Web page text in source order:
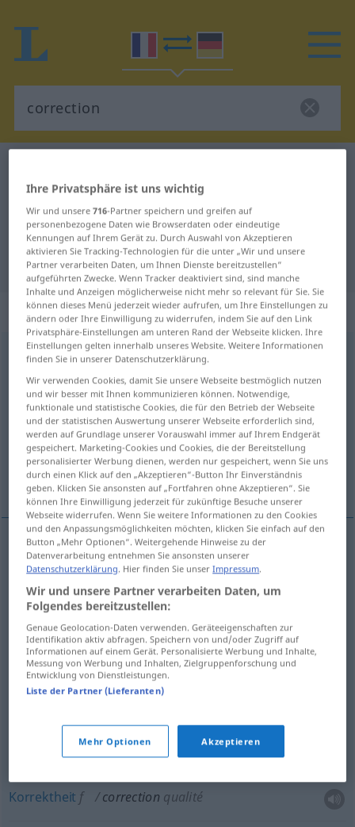
Französisch-Deutsch Übersetzung
für "correction"
"correction" Deutsch Übersetzung
„correction“: féminin
correction [kɔʀɛksjõ]f
Übersicht aller Übersetzungen
(Für mehr Details die Übersetzung anklicken/antippen)
Verbesserung, Korrektur
Tracht Prügel, Schläge Korrektheit
Verbesserungf correction
Korrekturf correction
TrachtfPrügel correction
Korrektheit f correction qualité
Ihre Privatsphäre ist uns wichtig
Wir und unsere716-Partner speichern und greifen auf
personenbezogene Daten wie Browserdaten oder eindeutige
Kennungen auf Ihrem Gerät zu. Durch Auswahl von Akzeptieren
aktivieren Sie Tracking-Technologien für die unter „Wir und unsere
Partner verarbeiten Daten, um Ihnen Dienste bereitzustellen“
aufgeführten Zwecke. Wenn Tracker deaktiviert sind, sind manche
Inhalte und Anzeigen möglicherweise nicht mehr so relevant für Sie. Sie
können dieses Menü jederzeit wieder aufrufen, um Ihre Einstellungen zu
ändern oder Ihre Einwilligung zu widerrufen, indem Sie auf den Link
Privatsphäre-Einstellungen am unteren Rand der Webseite klicken. Ihre
Einstellungen gelten innerhalb unseres Website. Weitere Informationen
finden Sie in unserer Datenschutzerklärung.
Wir verwenden Cookies, damit Sie unsere Webseite bestmöglich nutzen
und wir besser mit Ihnen kommunizieren können. Notwendige,
funktionale und statistische Cookies, die für den Betrieb der Webseite
und der statistischen Auswertung unserer Webseite erforderlich sind,
werden auf Grundlage unserer Vorauswahl immer auf Ihrem Endgerät
gespeichert. Marketing-Cookies und Cookies, die der Bereitstellung
personalisierter Werbung dienen, werden nur gespeichert, wenn Sie uns
durch einen Klick auf den „Akzeptieren“-Button Ihr Einverständnis
geben. Klicken Sie ansonsten auf „Fortfahren ohne Akzeptieren“. Sie
können Ihre Einwilligung jederzeit für zukünftige Besuche unserer
Webseite widerrufen. Wenn Sie weitere Informationen zu den Cookies
und den Anpassungsmöglichkeiten möchten, klicken Sie einfach auf den
Button „Mehr Optionen“. Weitergehende Hinweise zu der
Datenverarbeitung entnehmen Sie ansonsten unserer
Datenschutzerklärung. Hier finden Sie unserImpressum.
Wir und unsere Partner verarbeiten Daten, um
Folgendes bereitzustellen:
Genaue Geolocation-Daten verwenden. Geräteeigenschaften zur
Identifikation aktiv abfragen. Speichern von und/oder Zugriff auf
Informationen auf einem Gerät. Personalisierte Werbung und Inhalte,
Messung von Werbung und Inhalten, Zielgruppenforschung und
Entwicklung von Dienstleistungen.
Liste der Partner (Lieferanten)
Mehr Optionen Akzeptieren